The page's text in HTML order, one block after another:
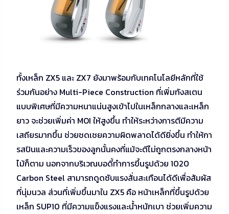
ทั้งเหล็ก ZX5 และ ZX7 ยังมาพร้อมกับเทคโนโลยีหลักที่ใช้
ร่วมกันอย่าง Multi-Piece Construction ที่เพิ่มทังสเตน
แบบพิเศษที่มีความหนาแน่นสูงเข้าไปในเหล็กกลางและเหล็ก
ยาว จะช่วยเพิ่มค่า MOI ให้สูงขึ้น ทำให้ระหว่างการตีมีความ
เสถียรมากขึ้น ช่วยชดเชยความผิดพลาดได้ดียิ่งขึ้น ทำให้กา
รสปินและความเร็วของลูกนั้นคงที่แม้จะตีไม่ถูกตรงกลางหน้า
ไม้ก็ตาม นอกจากบริเวณบอดี้ทำการขึ้นรูปด้วย 1020
Carbon Steel สามารถดูดซับแรงสั่นสะเทือนได้ดีเพื่อสัมผัส
ที่นุ่มนวล ส่วนที่เพิ่มขึ้นมาใน ZX5 คือ หน้าเหล็กที่ขึ้นรูปด้วย
เหล็ก SUP10 ที่มีความแข็งแรงและน้ำหนักเบา ช่วยเพิ่มความ